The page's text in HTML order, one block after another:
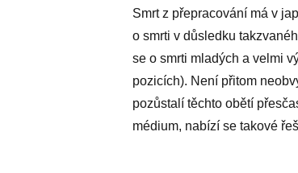
Smrt z přepracování má v
o smrti v důsledku
se o smrti mladých a velmi
pozicích). Není přitom
pozůstalí těchto obětí
médium, nabízí se takové